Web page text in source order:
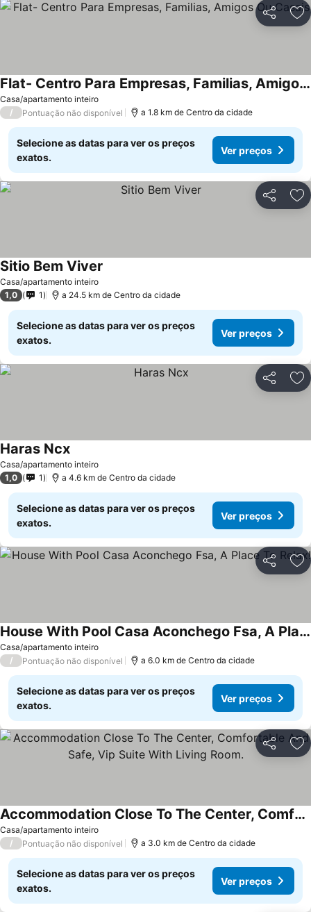
Partilhar
Casa/apartamento inteiro
Flat- Centro Para Empresas, Familias, Amigos Ou Casais
/ Pontuação não disponível a 1.8 km de Centro da cidade
Selecione as datas para ver os preços
exatos.
Ver preços
Partilhar
Casa/apartamento inteiro
Sitio Bem Viver
1,0 1 a 24.5 km de Centro da cidade
Selecione as datas para ver os preços
exatos.
Ver preços
Partilhar
Casa/apartamento inteiro
Haras Ncx
1,0 1 a 4.6 km de Centro da cidade
Selecione as datas para ver os preços
exatos.
Ver preços
Partilhar
Casa/apartamento inteiro
House With Pool Casa Aconchego Fsa, A Place To Relax!
/ Pontuação não disponível a 6.0 km de Centro da cidade
Selecione as datas para ver os preços
exatos.
Ver preços
Partilhar
Casa/apartamento inteiro
Accommodation Close To The Center, Comfortable And Safe, Vip Suite With Living Room.
/ Pontuação não disponível a 3.0 km de Centro da cidade
Selecione as datas para ver os preços
exatos.
Ver preços